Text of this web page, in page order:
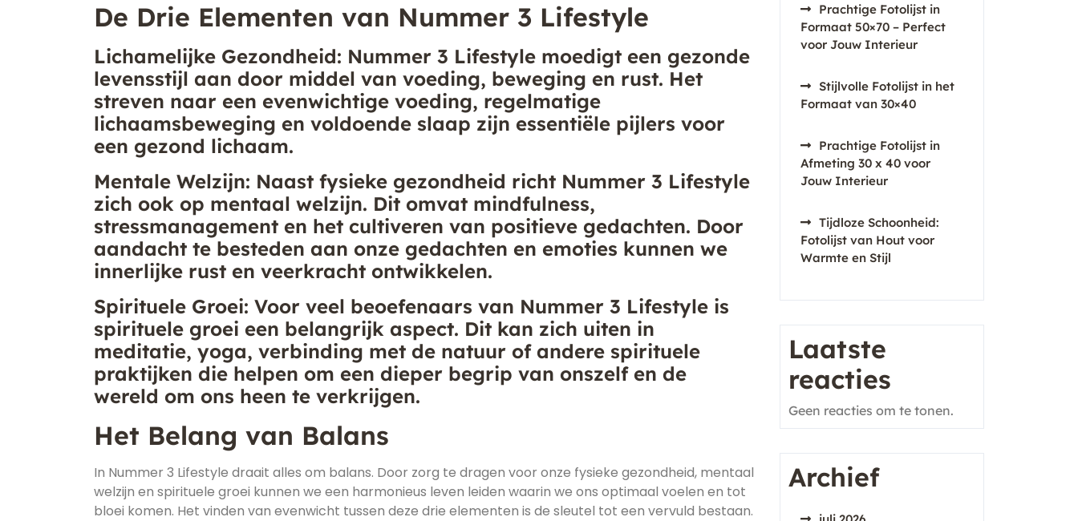
De Drie Elementen van Nummer 3 Lifestyle
Lichamelijke Gezondheid: Nummer 3 Lifestyle moedigt een gezonde
levensstijl aan door middel van voeding, beweging en rust. Het
streven naar een evenwichtige voeding, regelmatige
lichaamsbeweging en voldoende slaap zijn essentiële pijlers voor
een gezond lichaam.
Mentale Welzijn: Naast fysieke gezondheid richt Nummer 3 Lifestyle
zich ook op mentaal welzijn. Dit omvat mindfulness,
stressmanagement en het cultiveren van positieve gedachten. Door
aandacht te besteden aan onze gedachten en emoties kunnen we
innerlijke rust en veerkracht ontwikkelen.
Spirituele Groei: Voor veel beoefenaars van Nummer 3 Lifestyle is
spirituele groei een belangrijk aspect. Dit kan zich uiten in
meditatie, yoga, verbinding met de natuur of andere spirituele
praktijken die helpen om een dieper begrip van onszelf en de
wereld om ons heen te verkrijgen.
Het Belang van Balans
In Nummer 3 Lifestyle draait alles om balans. Door zorg te dragen voor onze fysieke gezondheid, mentaal
welzijn en spirituele groei kunnen we een harmonieus leven leiden waarin we ons optimaal voelen en tot
bloei komen. Het vinden van evenwicht tussen deze drie elementen is de sleutel tot een vervuld bestaan.
Prachtige Fotolijst in
Formaat 50×70 – Perfect
voor Jouw Interieur
Stijlvolle Fotolijst in het
Formaat van 30×40
Prachtige Fotolijst in
Afmeting 30 x 40 voor
Jouw Interieur
Tijdloze Schoonheid:
Fotolijst van Hout voor
Warmte en Stijl
Laatste
reacties
Geen reacties om te tonen.
Archief